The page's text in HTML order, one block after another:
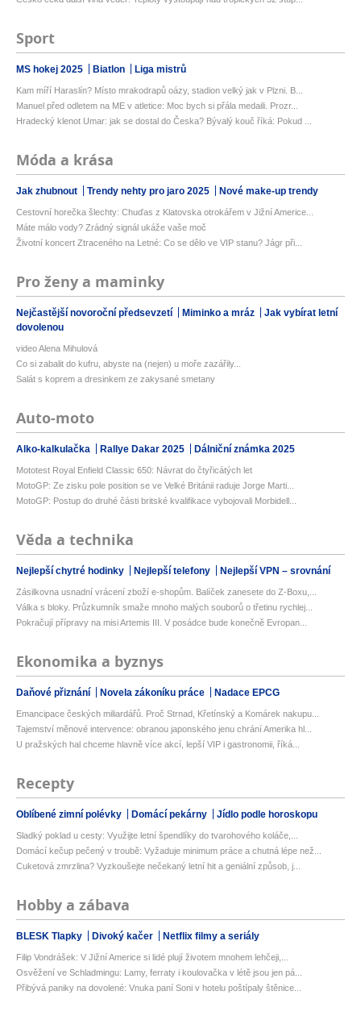
Sport
MS hokej 2025 Biatlon Liga mistrů
Kam míří Haraslín? Místo mrakodrapů oázy, stadion velký jak v Plzni. B...
Manuel před odletem na ME v atletice: Moc bych si přála medaili. Prozr...
Hradecký klenot Umar: jak se dostal do Česka? Bývalý kouč říká: Pokud ...
Móda a krása
Jak zhubnout Trendy nehty pro jaro 2025 Nové make-up trendy
Cestovní horečka šlechty: Chuďas z Klatovska otrokářem v Jižní Americe...
Máte málo vody? Zrádný signál ukáže vaše moč
Životní koncert Ztraceného na Letné: Co se dělo ve VIP stanu? Jágr při...
Pro ženy a maminky
Nejčastější novoroční předsevzetí Miminko a mráz
Jak vybírat letní
dovolenou
video Alena Mihulová
Co si zabalit do kufru, abyste na (nejen) u moře zazářily...
Salát s koprem a dresinkem ze zakysané smetany
Auto-moto
Alko-kalkulačka Rallye Dakar 2025 Dálniční známka 2025
Mototest Royal Enfield Classic 650: Návrat do čtyřicátých let
MotoGP: Ze zisku pole position se ve Velké Británii raduje Jorge Marti...
MotoGP: Postup do druhé části britské kvalifikace vybojovali Morbidell...
Věda a technika
Nejlepší chytré hodinky Nejlepší telefony Nejlepší VPN – srovnání
Zásilkovna usnadní vrácení zboží e-shopům. Balíček zanesete do Z-Boxu,...
Válka s bloky. Průzkumník smaže mnoho malých souborů o třetinu rychlej...
Pokračují přípravy na misi Artemis III. V posádce bude konečně Evropan...
Ekonomika a byznys
Daňové přiznání Novela zákoníku práce Nadace EPCG
Emancipace českých miliardářů. Proč Strnad, Křetínský a Komárek nakupu...
Tajemství měnové intervence: obranou japonského jenu chrání Amerika hl...
U pražských hal chceme hlavně více akcí, lepší VIP i gastronomii, říká...
Recepty
Oblíbené zimní polévky Domácí pekárny Jídlo podle horoskopu
Sladký poklad u cesty: Využijte letní špendlíky do tvarohového koláče,...
Domácí kečup pečený v troubě: Vyžaduje minimum práce a chutná lépe než...
Cuketová zmrzlina? Vyzkoušejte nečekaný letní hit a geniální způsob, j...
Hobby a zábava
BLESK Tlapky Divoký kačer Netflix filmy a seriály
Filip Vondrášek: V Jižní Americe si lidé plují životem mnohem lehčeji,...
Osvěžení ve Schladmingu: Lamy, ferraty i koulovačka v létě jsou jen pá...
Přibývá paniky na dovolené: Vnuka paní Soni v hotelu poštípaly štěnice...